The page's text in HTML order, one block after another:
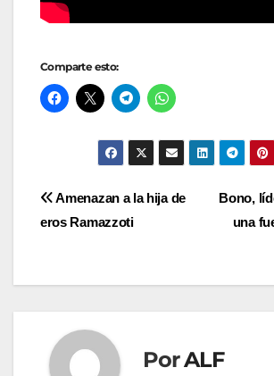
Comparte esto:
Navegación
entradas
Bono,
una
Amenazan a la hija de
eros Ramazzoti
PorALF